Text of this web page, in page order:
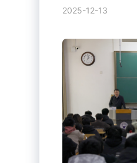
2025-12-13